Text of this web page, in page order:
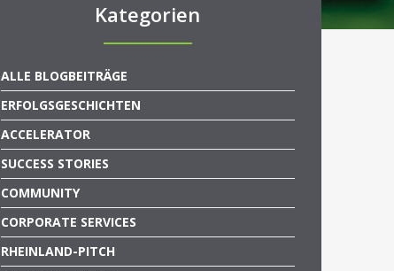
Kategorien
ALLE BLOGBEITRÄGE
ERFOLGSGESCHICHTEN
ACCELERATOR
SUCCESS STORIES
COMMUNITY
CORPORATE SERVICES
RHEINLAND-PITCH